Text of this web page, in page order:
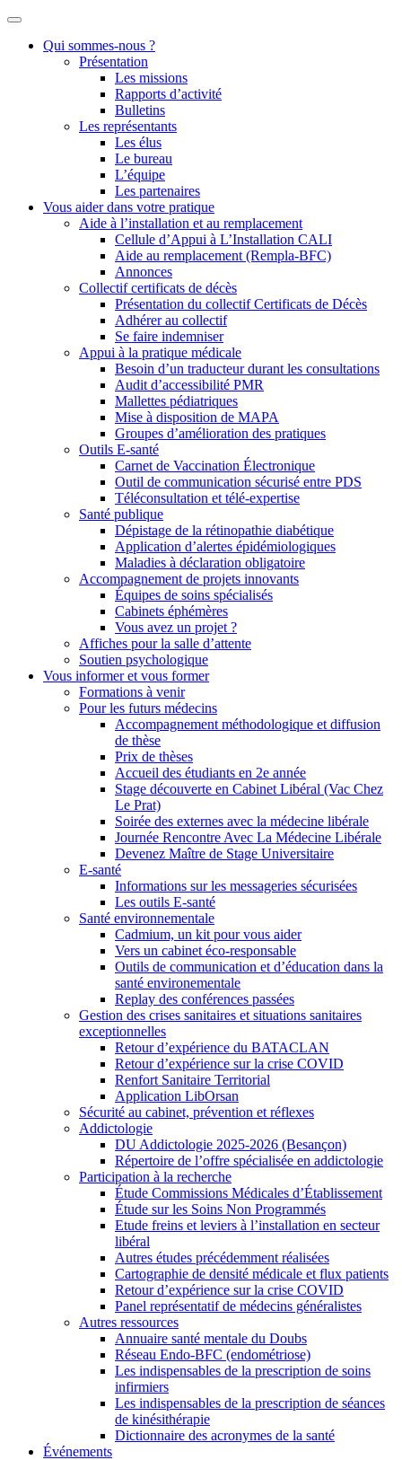
Qui sommes-nous ?
Présentation
Les missions
Rapports d’activité
Bulletins
Les représentants
Les élus
Le bureau
L’équipe
Les partenaires
Vous aider dans votre pratique
Aide à l’installation et au remplacement
Cellule d’Appui à L’Installation CALI
Aide au remplacement (Rempla-BFC)
Annonces
Collectif certificats de décès
Présentation du collectif Certificats de Décès
Adhérer au collectif
Se faire indemniser
Appui à la pratique médicale
Besoin d’un traducteur durant les consultations
Audit d’accessibilité PMR
Mallettes pédiatriques
Mise à disposition de MAPA
Groupes d’amélioration des pratiques
Outils E-santé
Carnet de Vaccination Électronique
Outil de communication sécurisé entre PDS
Téléconsultation et télé-expertise
Santé publique
Dépistage de la rétinopathie diabétique
Application d’alertes épidémiologiques
Maladies à déclaration obligatoire
Accompagnement de projets innovants
Équipes de soins spécialisés
Cabinets éphémères
Vous avez un projet ?
Affiches pour la salle d’attente
Soutien psychologique
Vous informer et vous former
Formations à venir
Pour les futurs médecins
Accompagnement méthodologique et diffusion
de thèse
Prix de thèses
Accueil des étudiants en 2e année
Stage découverte en Cabinet Libéral (Vac Chez
Le Prat)
Soirée des externes avec la médecine libérale
Journée Rencontre Avec La Médecine Libérale
Devenez Maître de Stage Universitaire
E-santé
Informations sur les messageries sécurisées
Les outils E-santé
Santé environnementale
Cadmium, un kit pour vous aider
Vers un cabinet éco-responsable
Outils de communication et d’éducation dans la
santé environementale
Replay des conférences passées
Gestion des crises sanitaires et situations sanitaires
exceptionnelles
Retour d’expérience du BATACLAN
Retour d’expérience sur la crise COVID
Renfort Sanitaire Territorial
Application LibOrsan
Sécurité au cabinet, prévention et réflexes
Addictologie
DU Addictologie 2025-2026 (Besançon)
Répertoire de l’offre spécialisée en addictologie
Participation à la recherche
Étude Commissions Médicales d’Établissement
Étude sur les Soins Non Programmés
Etude freins et leviers à l’installation en secteur
libéral
Autres études précédemment réalisées
Cartographie de densité médicale et flux patients
Retour d’expérience sur la crise COVID
Panel représentatif de médecins généralistes
Autres ressources
Annuaire santé mentale du Doubs
Réseau Endo-BFC (endométriose)
Les indispensables de la prescription de soins
infirmiers
Les indispensables de la prescription de séances
de kinésithérapie
Dictionnaire des acronymes de la santé
Événements